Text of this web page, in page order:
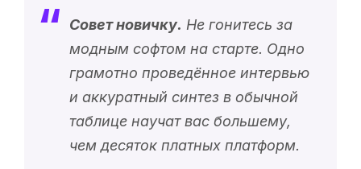
Совет новичку. Не гонитесь за
модным софтом на старте. Одно
грамотно проведённое интервью
и аккуратный синтез в обычной
таблице научат вас большему,
чем десяток платных платформ.